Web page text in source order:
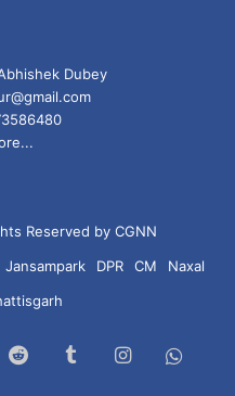
Dubey
Reserved by CGNN
Jansampark DPR CM
Naxal
Reddit TumblrInstagram